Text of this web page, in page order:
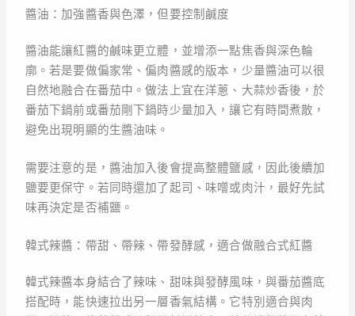
醬油：加強醬香與色澤，但要控制鹹度
醬油能讓紅醬的鹹味更立體，並增添一點焦香與深色輪
廓。若是要做偏家常、偏肉醬感的版本，少量醬油可以很
自然地融合在番茄中。做法上宜在洋蔥、大蒜炒香後，於
番茄下鍋前或番茄剛下鍋時少量加入，讓它有時間煮散，
避免出現明顯的生醬油味。
需要注意的是，醬油加入後會提高整體鹽感，因此後續加
鹽要更保守。若同時還加了起司、味噌或肉汁，最好先試
味再決定是否補鹽。
韓式辣醬：帶甜、帶辣、帶發酵感，適合做融合式紅醬
韓式辣醬本身結合了辣味、甜味與發酵風味，與番茄醬底
搭配時，能快速拉出另一層香氣結構。它特別適合與肉